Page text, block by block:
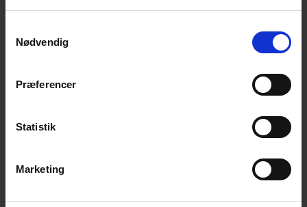
Nødvendig
Præferencer
Statistik
Marketing
Få nyhedsbrevet
med vores månedlige nyhedsbrev.